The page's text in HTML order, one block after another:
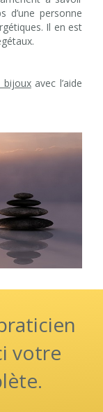
d’une personne
Il en est
bijouxavec l’aide
votre